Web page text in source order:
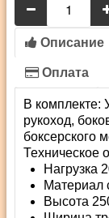
Описание
Оплата
В комплекте:
рукоход,
боксерского
Техническое
Нагрузка
Материал
Высота